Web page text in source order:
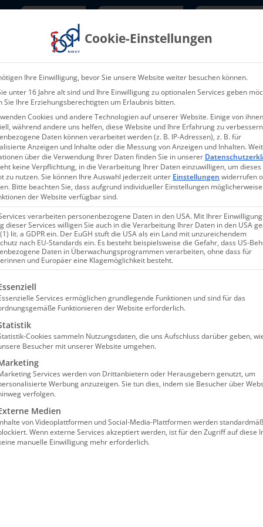
Über uns Aktuelles & Presse
in der Pflege 184,00€
Cookie-Einstellungen
Ihre Einwilligung, bevor Sie unsere Website weiter besuchen können.
unter 16 Jahre alt sind und Ihre Einwilligung zu optionalen Services geben
Sie Ihre Erziehungsberechtigten um Erlaubnis bitten.
Cookies und andere Technologien auf unserer Website. Einige von
während andere uns helfen, diese Website und Ihre Erfahrung zu
Daten können verarbeitet werden (z. B. IP-Adressen), z. B. für
Anzeigen und Inhalte oder die Messung von Anzeigen und Inhalten.
über die Verwendung Ihrer Daten finden Sie in unserer
keine Verpflichtung, in die Verarbeitung Ihrer Daten einzuwilligen, um dieses
zu nutzen.Sie können Ihre Auswahl jederzeit unter Einstellungen widerrufen
Bitte beachten Sie, dass aufgrund individueller Einstellungen
der Website verfügbar sind.
verarbeiten personenbezogene Daten in den USA. Mit Ihrer
dieser Services willigen Sie auch in die Verarbeitung Ihrer Daten in den USA
lit. a GDPR ein. Der EuGH stuft die USA als ein Land mit unzureichendem
nach EU-Standards ein. Es besteht beispielsweise die Gefahr, dass US-
Daten in Überwachungsprogrammen verarbeiten, ohne dass für
und Europäer eine Klagemöglichkeit besteht.
eine Liste der Service-Gruppen, für die eine
Services ermöglichen grundlegende Funktionen und sind für das
Funktionieren der Website erforderlich.
Cookies sammeln Nutzungsdaten, die uns Aufschluss darüber geben,
Besucher mit unserer Website umgehen.
Services werden von Drittanbietern oder Herausgebern genutzt, um
Werbung anzuzeigen. Sie tun dies, indem sie Besucher über
verfolgen.
Medien
von Videoplattformen und Social-Media-Plattformen werden
Wenn externe Services akzeptiert werden, ist für den Zugriff auf diese
manuelle Einwilligung mehr erforderlich.